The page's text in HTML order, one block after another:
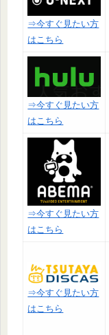
⇒今すぐ見たい方
はこちら
⇒今すぐ見たい方
はこちら
⇒今すぐ見たい方
はこちら
⇒今すぐ見たい方
はこちら